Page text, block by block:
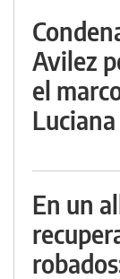
Avilez
el
En un